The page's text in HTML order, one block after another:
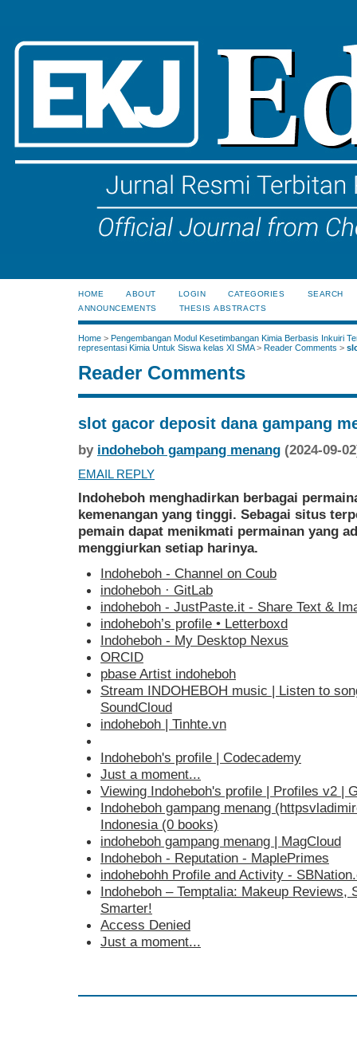
HOME ABOUT LOGIN CATEGORIES
SEARCH
ANNOUNCEMENTS
THESIS ABSTRACTS
Home > Pengembangan Modul Kesetimbangan Kimia Berbasis Inkuiri
representasi Kimia Untuk Siswa kelas XI SMA> Reader Comments >
Reader Comments
slot gacor deposit dana gampang
by indoheboh gampang menang (2024-09-
EMAIL REPLY
Indoheboh menghadirkan berbagai
kemenangan yang tinggi. Sebagai situs
pemain dapat menikmati permainan yang
menggiurkan setiap harinya.
Indoheboh - Channel on Coub
indoheboh · GitLab
indoheboh - JustPaste.it - Share Text &
‎indoheboh’s profile • Letterboxd
Indoheboh - My Desktop Nexus
ORCID
pbase Artist indoheboh
Stream INDOHEBOH music | Listen to
SoundCloud
indoheboh | Tinhte.vn
Indoheboh's profile | Codecademy
Just a moment...
Viewing Indoheboh's profile | Profiles v2 |
Indoheboh gampang menang
Indonesia (0 books)
indoheboh gampang menang | MagCloud
Indoheboh - Reputation - MaplePrimes
indohebohh Profile and Activity -
Indoheboh – Temptalia: Makeup Reviews,
Smarter!
Access Denied
Just a moment...